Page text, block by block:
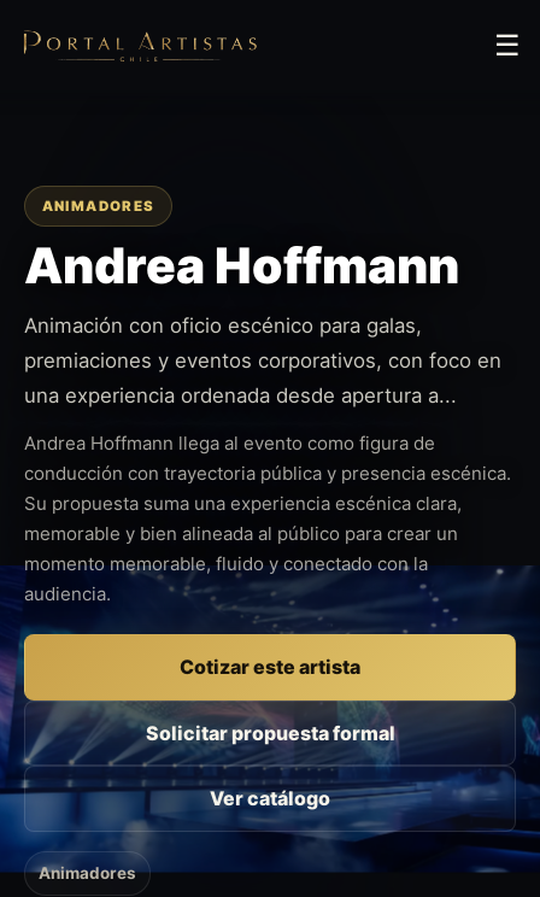
☰
ANIMADORES
Andrea Hoffmann
Animación con oficio escénico para galas,
premiaciones y eventos corporativos, con foco en
una experiencia ordenada desde apertura a...
Andrea Hoffmann llega al evento como figura de
conducción con trayectoria pública y presencia escénica.
Su propuesta suma una experiencia escénica clara,
memorable y bien alineada al público para crear un
momento memorable, fluido y conectado con la
audiencia.
Cotizar este artista
Solicitar propuesta formal
Ver catálogo
Animadores